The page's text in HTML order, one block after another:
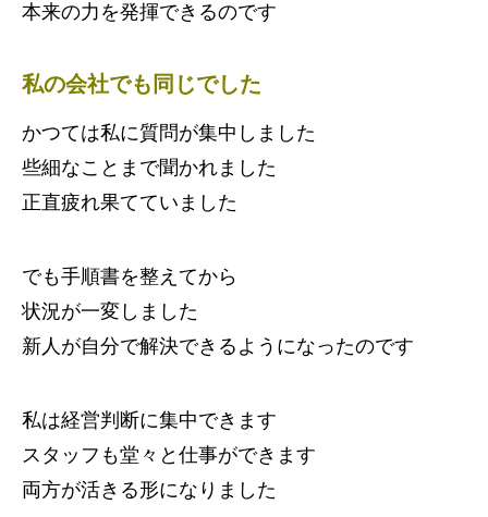
本来の力を発揮できるのです
私の会社でも同じでした
かつては私に質問が集中しました
些細なことまで聞かれました
正直疲れ果てていました
でも手順書を整えてから
状況が一変しました
新人が自分で解決できるようになったのです
私は経営判断に集中できます
スタッフも堂々と仕事ができます
両方が活きる形になりました